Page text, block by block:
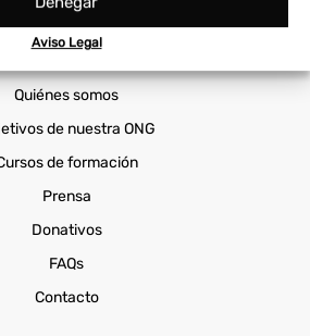
Aviso Legal
Voluntariado ONG
Quiénes somos
de nuestra ONG
de formación
Prensa
Donativos
FAQs
Contacto